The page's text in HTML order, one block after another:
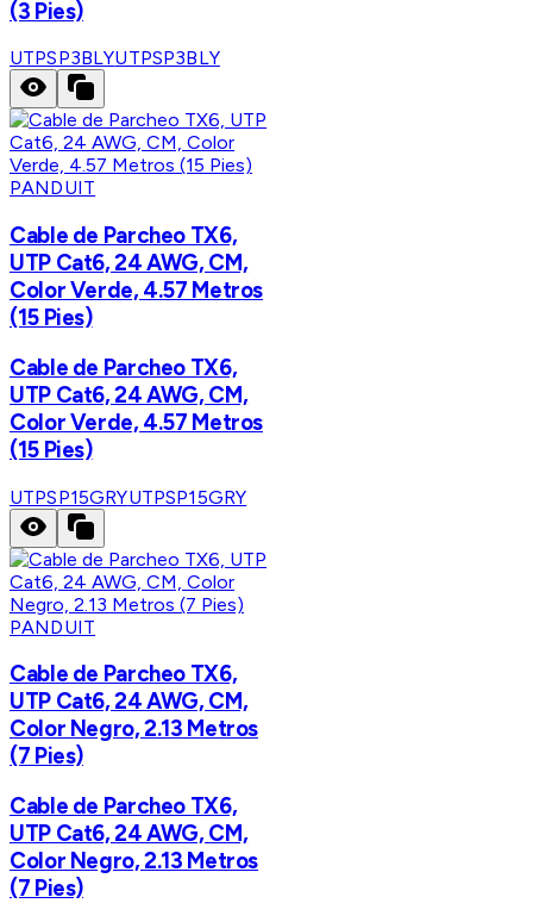
(3 Pies)
UTPSP3BLYUTPSP3BLY
PANDUIT
Cable de Parcheo TX6,
UTP Cat6, 24 AWG, CM,
Color Verde, 4.57 Metros
(15 Pies)
Cable de Parcheo TX6,
UTP Cat6, 24 AWG, CM,
Color Verde, 4.57 Metros
(15 Pies)
UTPSP15GRYUTPSP15GRY
PANDUIT
Cable de Parcheo TX6,
UTP Cat6, 24 AWG, CM,
Color Negro, 2.13 Metros
(7 Pies)
Cable de Parcheo TX6,
UTP Cat6, 24 AWG, CM,
Color Negro, 2.13 Metros
(7 Pies)